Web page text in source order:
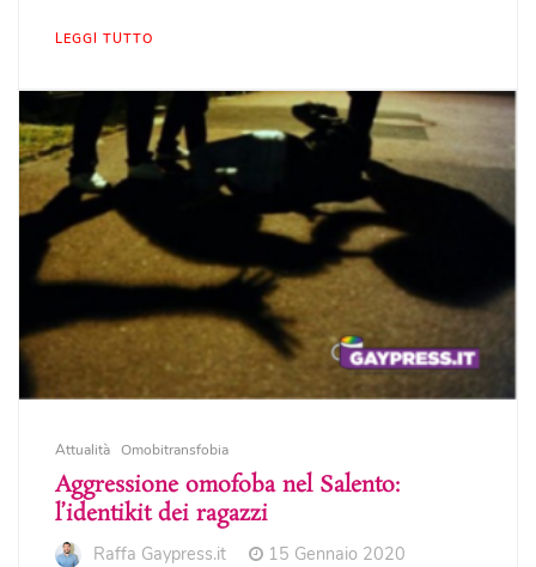
LEGGI TUTTO
Attualità Omobitransfobia
Aggressione omofoba nel Salento:
l’identikit dei ragazzi
Raffa Gaypress.it
15 Gennaio 2020